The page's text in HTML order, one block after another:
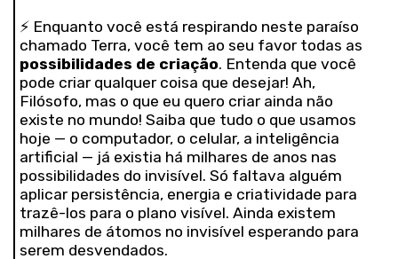
⚡ Enquanto você está respirando neste paraíso
chamado Terra, você tem ao seu favor todas as
possibilidades de criação. Entenda que você
pode criar qualquer coisa que desejar! Ah,
Filósofo, mas o que eu quero criar ainda não
existe no mundo! Saiba que tudo o que usamos
hoje — o computador, o celular, a inteligência
artificial — já existia há milhares de anos nas
possibilidades do invisível. Só faltava alguém
aplicar persistência, energia e criatividade para
trazê-los para o plano visível. Ainda existem
milhares de átomos no invisível esperando para
serem desvendados.